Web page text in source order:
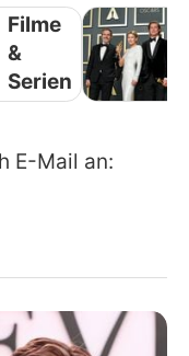
Filme
&
Serien
E-Mail an: